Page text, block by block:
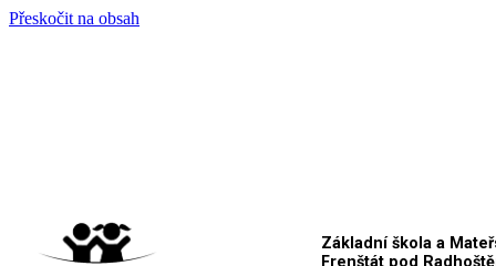
Přeskočit na obsah
Základní škola a